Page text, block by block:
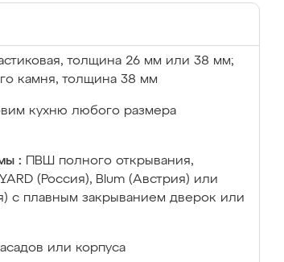
толщина 26 мм или 38 мм;
камня, толщина 38 мм
кухню любого размера
:
ПВШ полного открывания,
(Россия), Blum (Австрия) или
с плавным закрыванием дверок или
или корпуса